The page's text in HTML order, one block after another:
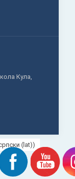
Кула,
(lat))